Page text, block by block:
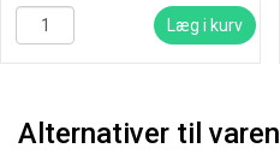
Læg i kurv
Alternativer til varen